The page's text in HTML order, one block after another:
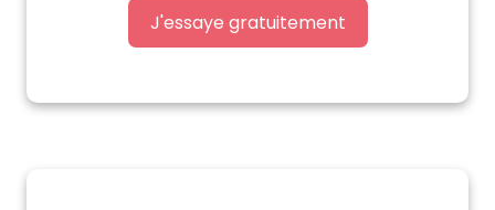
J'essaye gratuitement